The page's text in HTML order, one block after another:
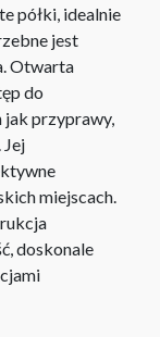
półki, idealnie
jest
Otwarta
do
przyprawy,
Jej
miejscach.
doskonale